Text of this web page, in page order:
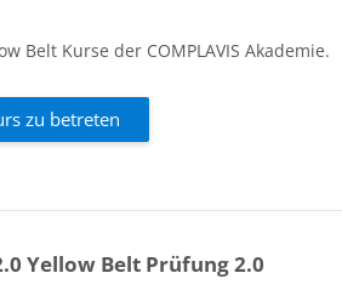
Belt Kurse der COMPLAVIS Akademie.
zu betreten
Yellow Belt Prüfung 2.0